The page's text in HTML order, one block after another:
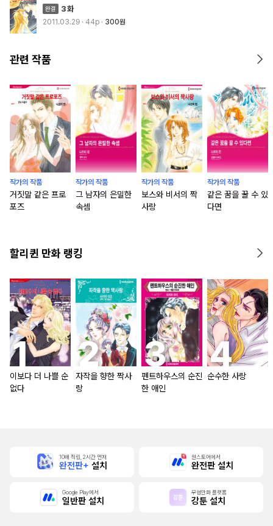
3화
2011.03.29 · 44p 300원
관련 작품
작가의 작품
거짓말 같은 프로
포즈
작가의 작품
그 남자의 은밀한
속셈
작가의 작품
보스와 비서의 짝
사랑
작가의 작품
같은 꿈을 꿀 수 있
다면
할리퀸 만화 랭킹
이보다 더 나쁠 순
없다
자작을 향한 짝사
랑
펜트하우스의 순진
한 애인
순수한 사랑
10배 적립, 2시간 먼저
완전판+ 설치
원스토어에서
완전판 설치
Google Play에서
일반판 설치
무협만화 플랫폼
강툰 설치